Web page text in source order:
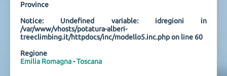
Province
Notice: Undefined variable: idregioni in
/var/www/vhosts/potatura-alberi-
treeclimbing.it/httpdocs/inc/modello5.inc.phpon line 60
Regione
Emilia Romagna-Toscana